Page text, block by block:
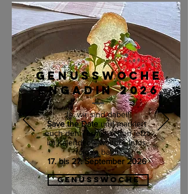
GENUSSWOCHE
ENGADIN 2026
Ja, wir sind dabei!
Save the Dateund markiert
euch den Termin schon jetzt
im Kalender – weitere Infos
folgen bald!
17. bis 27. September 2026
GENUSSWOCHE